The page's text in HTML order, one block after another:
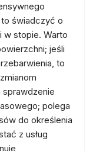
to świadczyć o
w stopie. Warto
jeśli
to
sprawdzenie
polega
do określenia
z usług